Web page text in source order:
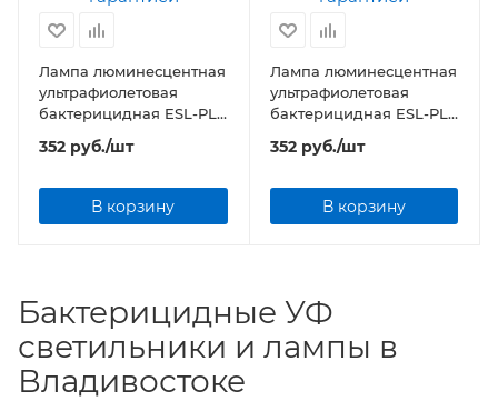
Лампа люминесцентная
ультрафиолетовая
бактерицидная ESL-PL-
9/UVCB/G23/CL спектр
UVC 253,7нм
352 руб./шт
В корзину
Лампа люминесцентная
ультрафиолетовая
бактерицидная ESL-PL-
9/UVCB/2G7/CL спектр
UVC 254нм
352руб./шт
В корзину
Бактерицидные УФ
светильники и лампы в
Владивостоке